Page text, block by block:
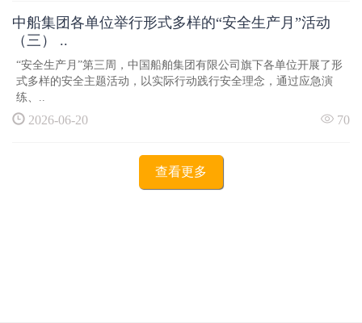
中船集团各单位举行形式多样的“安全生产月”活动
（三） ..
“安全生产月”第三周，中国船舶集团有限公司旗下各单位开展了形
式多样的安全主题活动，以实际行动践行安全理念，通过应急演
练、..
2026-06-20 70
查看更多